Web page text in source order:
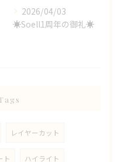
2026/04/03
☀️Soell1周年の御礼☀️
レイヤーカット
ト ハイライト